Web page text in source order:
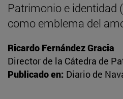
Patrimonio e identidad
como emblema del
Ricardo Fernández Gracia
Director de la Cátedra de
Publicado en: Diario de